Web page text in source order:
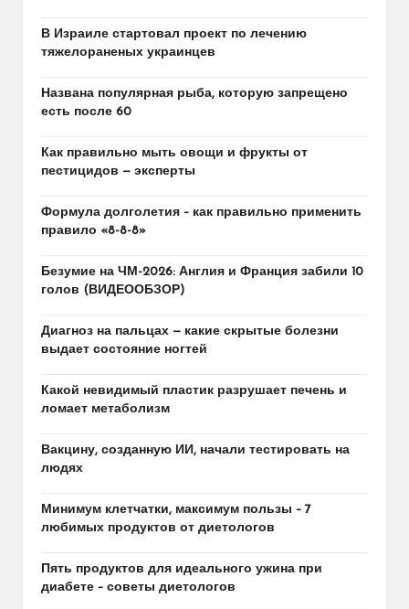
В Израиле стартовал проект по лечению
тяжелораненых украинцев
Названа популярная рыба, которую запрещено
есть после 60
Как правильно мыть овощи и фрукты от
пестицидов — эксперты
Формула долголетия – как правильно применить
правило «8-8-8»
Безумие на ЧМ-2026: Англия и Франция забили 10
голов (ВИДЕООБЗОР)
Диагноз на пальцах — какие скрытые болезни
выдает состояние ногтей
Какой невидимый пластик разрушает печень и
ломает метаболизм
Вакцину, созданную ИИ, начали тестировать на
людях
Минимум клетчатки, максимум пользы – 7
любимых продуктов от диетологов
Пять продуктов для идеального ужина при
диабете – советы диетологов